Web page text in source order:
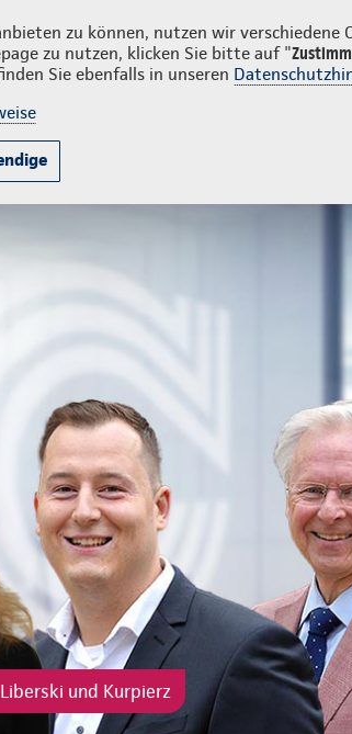
zu können, nutzen wir
zu nutzen, klicken Sie bitte auf "
Sie ebenfalls in unseren
PrivatkundenFirmenkunden
Lebensversicherung
und Kurpierz GmbH & Co.KG
und Kurpierz